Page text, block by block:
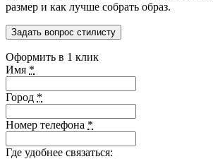
размер и как лучше собрать образ.
Задать вопрос стилисту
Оформить в 1 клик
Имя *
Город *
Номер телефона *
Где удобнее связаться: